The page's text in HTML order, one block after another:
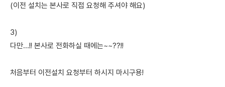
(이전 설치는 본사로 직접 요청해 주셔야 해요)
3)
다만...!! 본사로 전화하실 때에는~~??!!
처음부터 이전설치 요청부터 하시지 마시구용!